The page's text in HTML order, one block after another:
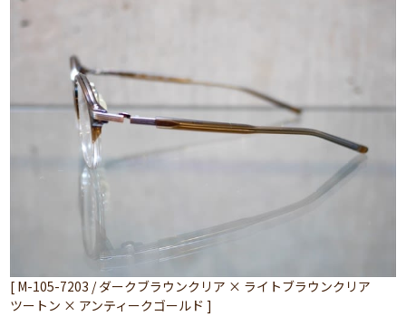
[ M-105-7203 / ダークブラウンクリア × ライトブラウンクリア
ツートン × アンティークゴールド ]